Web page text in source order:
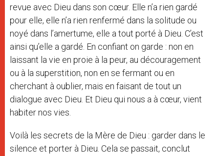
revue avec Dieu dans son cœur. Elle n’a rien gardé
pour elle, elle n’a rien renfermé dans la solitude ou
noyé dans l’amertume, elle a tout porté à Dieu. C’est
ainsi qu’elle a gardé. En confiant on garde : non en
laissant la vie en proie à la peur, au découragement
ou à la superstition, non en se fermant ou en
cherchant à oublier, mais en faisant de tout un
dialogue avec Dieu. Et Dieu qui nous a à cœur, vient
habiter nos vies.
Voilà les secrets de la Mère de Dieu : garder dans le
silence et porter à Dieu. Cela se passait, conclut